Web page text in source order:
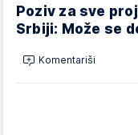
Poziv za sve
Srbiji: Može se
Komentariši